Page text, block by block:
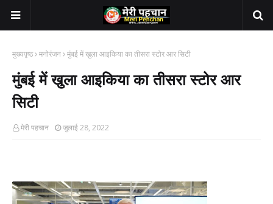
मुख्यपृष्ठ मनोरंजन मुंबई में खुला आइकिया का तीसरा स्टोर आर सिटी
मुंबई में खुला आइकिया का तीसरा स्टोर आर
सिटी
मेरी पहचान जुलाई 28, 2022